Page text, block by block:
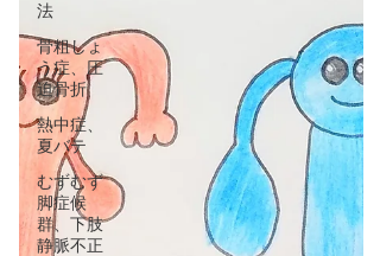
法
骨粗しょ
う症、圧
迫骨折
熱中症、
夏バテ
むずむず
脚症候
群、下肢
静脈不正